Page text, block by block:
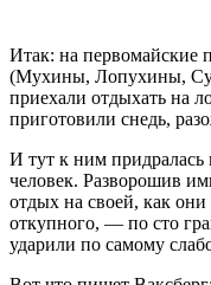
Итак: на первомайские
(Мухины, Лопухины,
приехали отдыхать на
приготовили снедь,
И тут к ним придралась
человек. Разворошив
отдых на своей, как они
откупного, — по сто
ударили по самому